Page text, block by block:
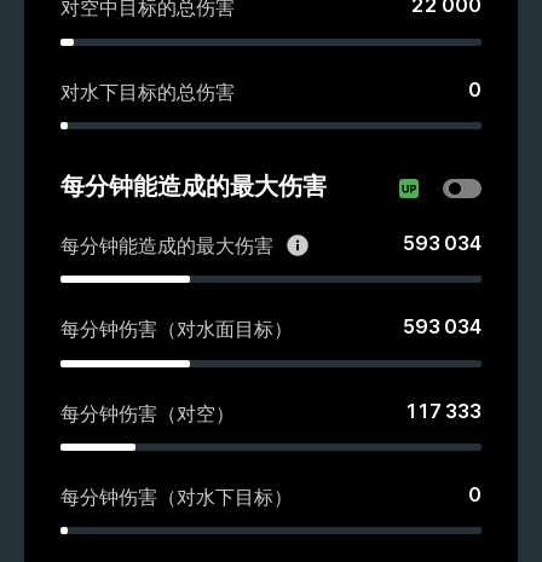
对空中目标的总伤害 22 000
对水下目标的总伤害 0
每分钟能造成的最大伤害
每分钟能造成的最大伤害 593 034
每分钟伤害（对水面目标） 593 034
每分钟伤害（对空） 117 333
每分钟伤害（对水下目标） 0